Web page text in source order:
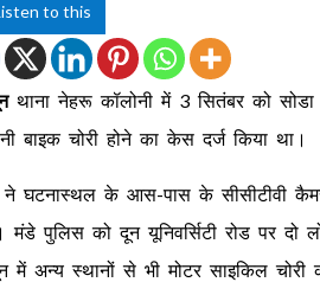
to this
थाना नेहरू कॉलोनी में 3 सितंबर को सोडा
बाइक चोरी होने का केस दर्ज किया था।
घटनास्थल के आस-पास के सीसीटीवी
मंडे पुलिस को दून यूनिवर्सिटी रोड पर
में अन्य स्थानों से भी मोटर साइकिल